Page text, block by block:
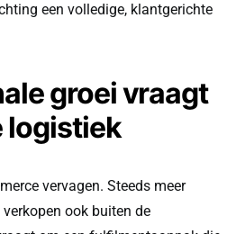
een volledige, klantgerichte
groei vraagt
logistiek
vervagen. Steeds meer
ook buiten de